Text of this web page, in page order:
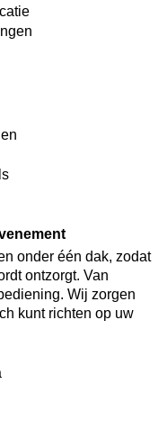
onder één dak, zodat
ontzorgt. Van
Wij zorgen
kunt richten op uw